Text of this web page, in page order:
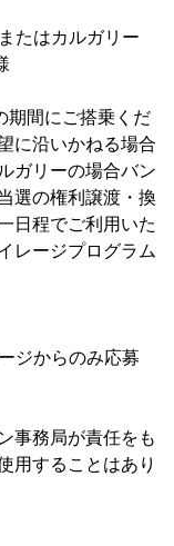
たはカルガリー
期間にご搭乗くだ
に沿いかねる場合
ガリーの場合バン
選の権利譲渡・換
日程でご利用いた
レージプログラム
ジからのみ応募
事務局が責任をも
用することはあり